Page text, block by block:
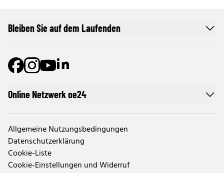
Online Netzwerk oe24
Allgemeine Nutzungsbedingungen
Datenschutzerklärung
Cookie-Liste
Cookie-Einstellungen und Widerruf
Bleiben Sie auf dem Laufenden